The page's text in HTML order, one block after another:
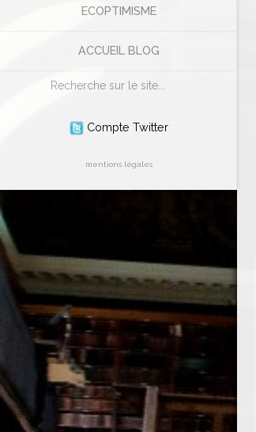
ECOPTIMISME
ACCUEIL BLOG
Rechercher
Compte Twitter
mentions légales